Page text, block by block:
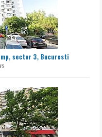
sector 3, Bucuresti